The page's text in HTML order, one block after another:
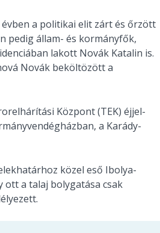
a politikai elit zárt és őrzött
pedig állam- és kormányfők,
lakott Novák Katalin is.
Novák beköltözött a
Központ (TEK) éjjel-
a Karády-
közel eső Ibolya-
a talaj bolygatása csak